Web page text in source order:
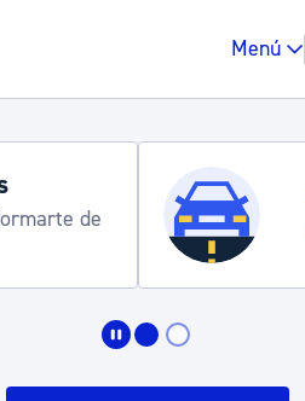
Menú
de